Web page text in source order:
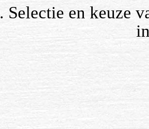
. Selectie en keuze